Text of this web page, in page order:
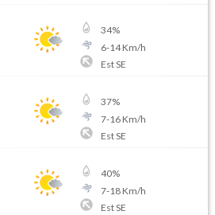
34%
6-14Km/h
Est SE
37%
7-16Km/h
Est SE
40%
7-18Km/h
Est SE